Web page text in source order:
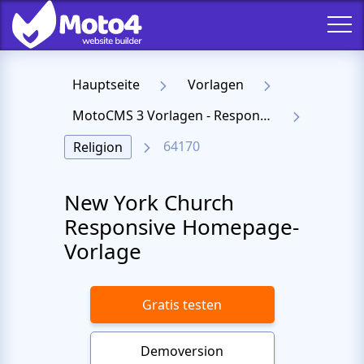
Hauptseite
Vorlagen
MotoCMS 3 Vorlagen - Responsive Templates für Website
Religion
64170
New York Church
Responsive Homepage-
Vorlage
Gratis testen
Demoversion